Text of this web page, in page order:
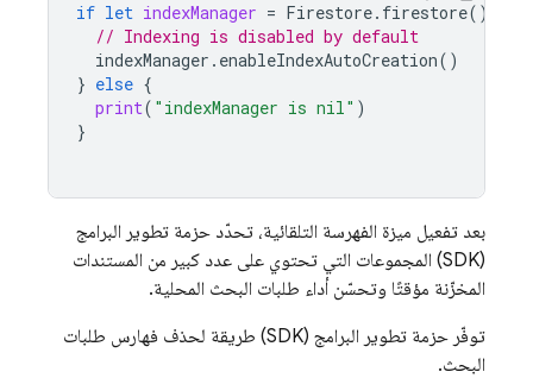
if let indexManager = Firestore. firestore().
// Indexing is disabled by default
indexManager . enableIndexAutoCreation()
} else {
print( "indexManager is nil" )
}
بعد تفعيل ميزة الفهرسة التلقائية، تحدّد حزمة تطوير البرامج
(SDK) المجموعات التي تحتوي على عدد كبير من المستندات
المخزّنة مؤقتًا وتحسّن أداء طلبات البحث المحلية.
توفّر حزمة تطوير البرامج (SDK) طريقة لحذف فهارس طلبات
البحث.